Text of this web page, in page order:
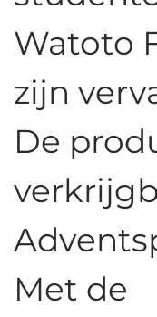
Watoto
zijn
De
Met de